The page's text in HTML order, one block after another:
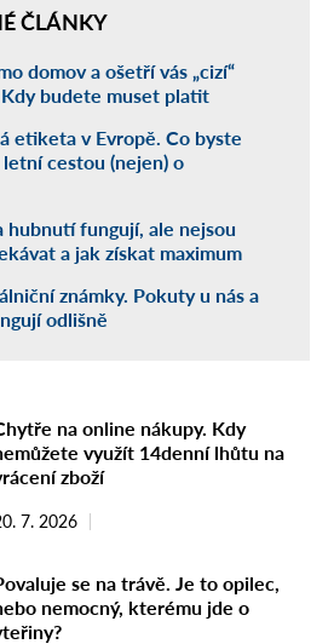
ČLÁNKY
domov a ošetří vás „cizí“
budete muset platit
etiketa v Evropě. Co byste
cestou (nejen) o
hubnutí fungují, ale nejsou
a jak získat maximum
známky. Pokuty u nás a
odlišně
na online nákupy. Kdy
využít 14denní lhůtu na
zboží
7. 2026
se na trávě. Je to opilec,
nemocný, kterému jde o